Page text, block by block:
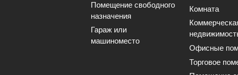
Помещение свободного
назначения
Гараж или
машиноместо
Комната
Офисные
Торговое